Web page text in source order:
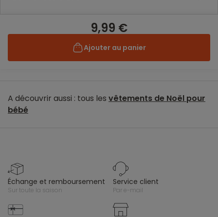
9,99 €
Ajouter au panier
A découvrir aussi : tous les vêtements de Noël pour
bébé
échange et remboursement
sur toute la saison
service client
par e-mail